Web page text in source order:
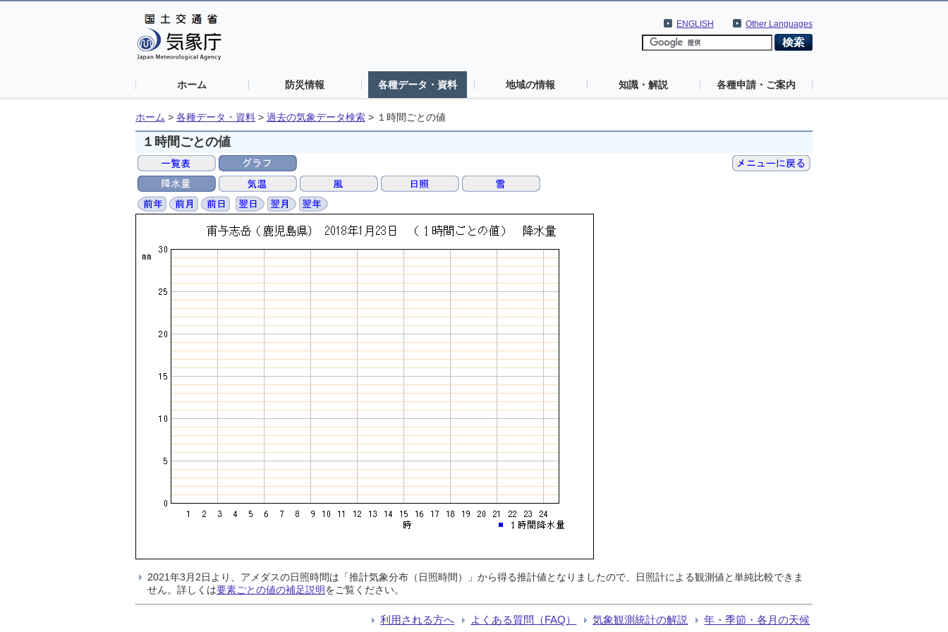
Other Languages
ENGLISH
ホーム 防災情報 各種データ・資料 地域の情報 知識・解説 各種申請・ご案内
ホーム > 各種データ・資料 > 過去の気象データ検索 > １時間ごとの値
１時間ごとの値
2021年3月2日より、アメダスの日照時間は「推計気象分布（日照時間）」から得る推計値となりましたので、日照計による観測値と単純比較できま
せん。詳しくは要素ごとの値の補足説明をご覧ください。
利用される方へ よくある質問（FAQ） 気象観測統計の解説 年・季節・各月の天候